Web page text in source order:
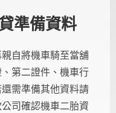
準備資料
自將機車騎至當舖
第二證件、機車行
需準備其他資料請
司確認機車二胎資